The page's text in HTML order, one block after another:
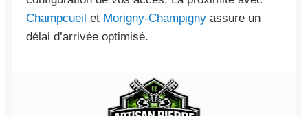
Champcueil et Morigny-Champigny assure un
délai d’arrivée optimisé.